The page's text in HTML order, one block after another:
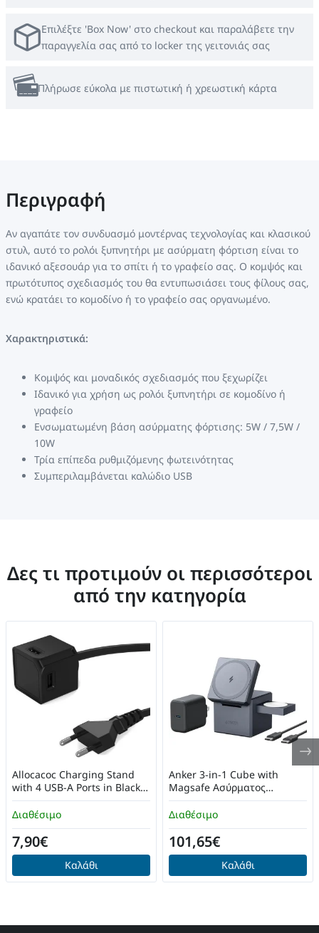
Επιλέξτε 'Box Now' στο checkout και παραλάβετε την
παραγγελία σας από το locker της γειτονιάς σας
Πλήρωσε εύκολα με πιστωτική ή χρεωστική κάρτα
Περιγραφή
Αν αγαπάτε τον συνδυασμό μοντέρνας τεχνολογίας και κλασικού
στυλ, αυτό το ρολόι ξυπνητήρι με ασύρματη φόρτιση είναι το
ιδανικό αξεσουάρ για το σπίτι ή το γραφείο σας. Ο κομψός και
πρωτότυπος σχεδιασμός του θα εντυπωσιάσει τους φίλους σας,
ενώ κρατάει το κομοδίνο ή το γραφείο σας οργανωμένο.
Χαρακτηριστικά:
Κομψός και μοναδικός σχεδιασμός που ξεχωρίζει
Ιδανικό για χρήση ως ρολόι ξυπνητήρι σε κομοδίνο ή
γραφείο
Ενσωματωμένη βάση ασύρματης φόρτισης: 5W / 7,5W /
10W
Τρία επίπεδα ρυθμιζόμενης φωτεινότητας
Συμπεριλαμβάνεται καλώδιο USB
Δες τι προτιμούν οι περισσότεροι
από την κατηγορία
Διαθέσιμο
Allocacoc Charging Stand
with 4 USB-A Ports in Black
10464BK/EUEUMC
7,90€
Καλάθι
Διαθέσιμο
Anker 3-in-1 Cube with
Magsafe Ασύρματος
Φορτιστής (Y1811G11) Gray
101,65€
Καλάθι